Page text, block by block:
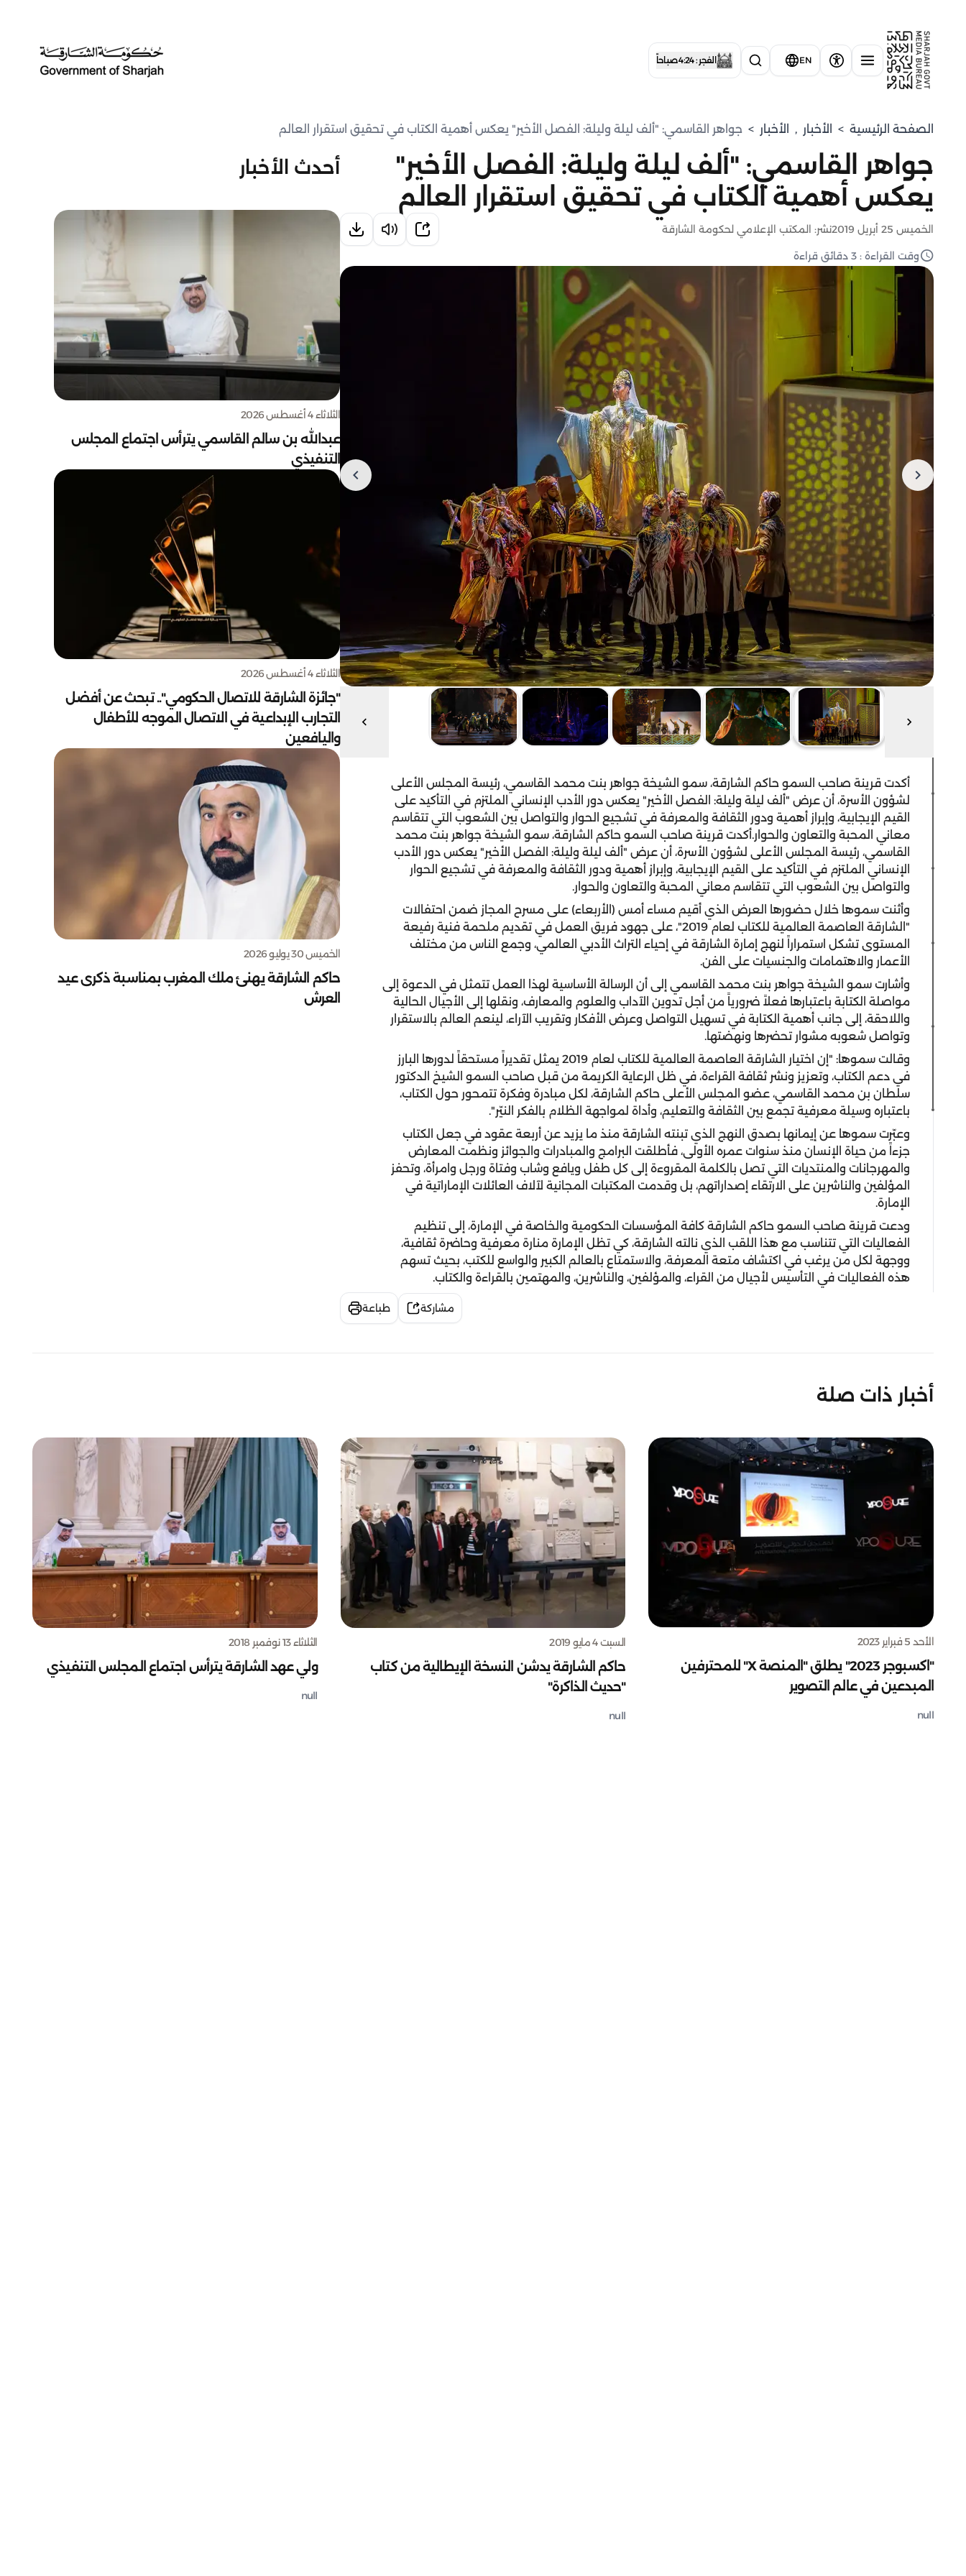
EN الفجر : 4:24 صباحاً
الصفحة الرئيسية > الأخبار , الأخبار > جواهر القاسمي: "ألف ليلة وليلة: الفصل الأخير" يعكس أهمية الكتاب في تحقيق استقرار العالم
جواهر القاسمي: "ألف ليلة وليلة: الفصل الأخير"
يعكس أهمية الكتاب في تحقيق استقرار العالم
الخميس 25 أبريل 2019 نشر: المكتب الإعلامي لحكومة الشارقة
وقت القراءة : 3 دقائق قراءة
أكدت قرينة صاحب السمو حاكم الشارقة، سمو الشيخة جواهر بنت محمد القاسمي، رئيسة المجلس الأعلى
لشؤون الأسرة، أن عرض "ألف ليلة وليلة: الفصل الأخير" يعكس دور الأدب الإنساني الملتزم في التأكيد على
القيم الإيجابية، وإبراز أهمية ودور الثقافة والمعرفة في تشجيع الحوار والتواصل بين الشعوب التي تتقاسم
معاني المحبة والتعاون والحوار.أكدت قرينة صاحب السمو حاكم الشارقة، سمو الشيخة جواهر بنت محمد
القاسمي، رئيسة المجلس الأعلى لشؤون الأسرة، أن عرض "ألف ليلة وليلة: الفصل الأخير" يعكس دور الأدب
الإنساني الملتزم في التأكيد على القيم الإيجابية، وإبراز أهمية ودور الثقافة والمعرفة في تشجيع الحوار
والتواصل بين الشعوب التي تتقاسم معاني المحبة والتعاون والحوار.
وأثنت سموها خلال حضورها العرض الذي أقيم مساء أمس (الأربعاء) على مسرح المجاز ضمن احتفالات
"الشارقة العاصمة العالمية للكتاب لعام 2019"، على جهود فريق العمل في تقديم ملحمة فنية رفيعة
المستوى تشكل استمراراً لنهج إمارة الشارقة في إحياء التراث الأدبي العالمي، وجمع الناس من مختلف
الأعمار والاهتمامات والجنسيات على الفن.
وأشارت سمو الشيخة جواهر بنت محمد القاسمي إلى أن الرسالة الأساسية لهذا العمل تتمثل في الدعوة إلى
مواصلة الكتابة باعتبارها فعلاً ضرورياً من أجل تدوين الآداب والعلوم والمعارف، ونقلها إلى الأجيال الحالية
واللاحقة، إلى جانب أهمية الكتابة في تسهيل التواصل وعرض الأفكار وتقريب الآراء، لينعم العالم بالاستقرار
وتواصل شعوبه مشوار تحضرها ونهضتها.
وقالت سموها: "إن اختيار الشارقة العاصمة العالمية للكتاب لعام 2019 يمثل تقديراً مستحقاً لدورها البارز
في دعم الكتاب، وتعزيز ونشر ثقافة القراءة، في ظل الرعاية الكريمة من قبل صاحب السمو الشيخ الدكتور
سلطان بن محمد القاسمي، عضو المجلس الأعلى حاكم الشارقة، لكل مبادرة وفكرة تتمحور حول الكتاب،
باعتباره وسيلة معرفية تجمع بين الثقافة والتعليم، وأداة لمواجهة الظلام بالفكر النيّر".
وعبّرت سموها عن إيمانها بصدق النهج الذي تبنته الشارقة منذ ما يزيد عن أربعة عقود في جعل الكتاب
جزءاً من حياة الإنسان منذ سنوات عمره الأولى، فأطلقت البرامج والمبادرات والجوائز ونظمت المعارض
والمهرجانات والمنتديات التي تصل بالكلمة المقروءة إلى كل طفل ويافع وشاب وفتاة ورجل وامرأة، وتحفز
المؤلفين والناشرين على الارتقاء إصداراتهم، بل وقدمت المكتبات المجانية لآلاف العائلات الإماراتية في
الإمارة.
ودعت قرينة صاحب السمو حاكم الشارقة كافة المؤسسات الحكومية والخاصة في الإمارة، إلى تنظيم
الفعاليات التي تتناسب مع هذا اللقب الذي نالته الشارقة، كي تظل الإمارة منارة معرفية وحاضرة ثقافية،
ووجهة لكل من يرغب في اكتشاف متعة المعرفة، والاستمتاع بالعالم الكبير والواسع للكتب، بحيث تسهم
هذه الفعاليات في التأسيس لأجيال من القراء، والمؤلفين، والناشرين، والمهتمين بالقراءة والكتاب.
مشاركة طباعة
أحدث الأخبار
الثلاثاء 4 أغسطس 2026
عبدالله بن سالم القاسمي يترأس اجتماع المجلس
التنفيذي
الثلاثاء 4 أغسطس 2026
"جائزة الشارقة للاتصال الحكومي".. تبحث عن أفضل
التجارب الإبداعية في الاتصال الموجه للأطفال
واليافعين
الخميس 30 يوليو 2026
حاكم الشارقة يهنئ ملك المغرب بمناسبة ذكرى عيد
العرش
أخبار ذات صلة
الأحد 5 فبراير 2023
"اكسبوجر 2023" يطلق "المنصة X" للمحترفين
المبدعين في عالم التصوير
null
السبت 4 مايو 2019
حاكم الشارقة يدشن النسخة الإيطالية من كتاب
"حديث الذاكرة"
null
الثلاثاء 13 نوفمبر 2018
ولي عهد الشارقة يترأس اجتماع المجلس التنفيذي
null